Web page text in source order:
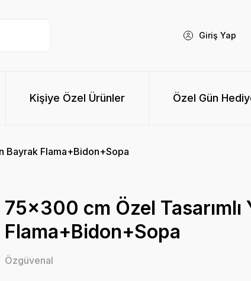
Giriş Yap
Kişiye Özel Ürünler Özel Gün
Bayrak Flama+Bidon+Sopa
75x300 cm Özel Tasarımlı
Flama+Bidon+Sopa
Özgüvenal